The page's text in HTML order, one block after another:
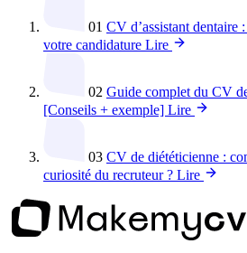
01 CV d’assistant dentaire
votre candidature Lire
02 Guide complet du CV
[Conseils + exemple] Lire
03 CV de diététicienne :
curiosité du recruteur ? Lire